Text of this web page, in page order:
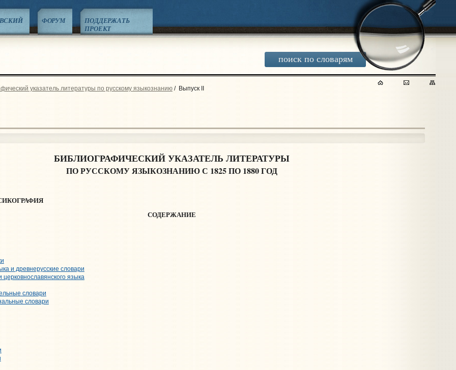
поиск по словарям
ФОРУМ
ПОДДЕРЖАТЬ
ПРОЕКТ
указатель литературы по русскому языкознанию/ Выпуск II
БИБЛИОГРАФИЧЕСКИЙ УКАЗАТЕЛЬ ЛИТЕРАТУРЫ
ПО РУССКОМУ ЯЗЫКОЗНАНИЮ С 1825 ПО 1880 ГОД
СОДЕРЖАНИЕ
и древнерусские словари
языка
словари
словари